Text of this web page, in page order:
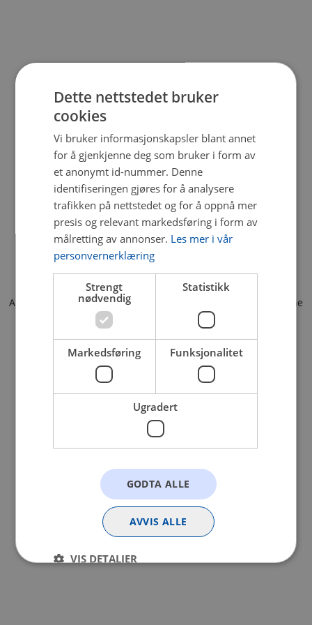
Application error: a client-side exception has occurred (see the
browser console for more information).
Dette nettstedet bruker
cookies
Vi bruker informasjonskapsler blant annet
for å gjenkjenne deg som bruker i form av
et anonymt id-nummer. Denne
identifiseringen gjøres for å analysere
trafikken på nettstedet og for å oppnå mer
presis og relevant markedsføring i form av
målretting av annonser. Les mer i vår
personvernerklæring
Strengt
nødvendig
Statistikk
Markedsføring Funksjonalitet
Ugradert
GODTA ALLE
AVVIS ALLE
VIS DETALJER